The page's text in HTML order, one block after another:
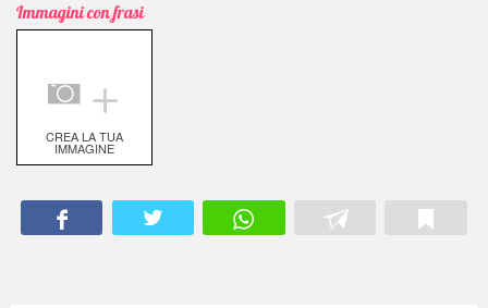
Immagini con frasi
＋
CREA LA TUA
IMMAGINE